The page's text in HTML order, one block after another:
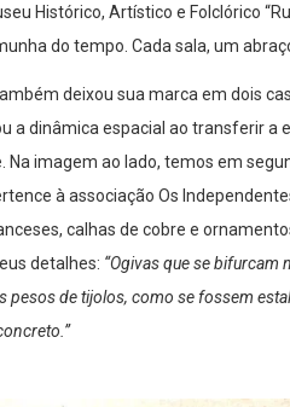
Histórico, Artístico e Folclórico
do tempo. Cada sala, um
deixou sua marca em dois
a dinâmica espacial ao transferir a
Na imagem ao lado, temos em
à associação Os
calhas de cobre e
detalhes: “Ogivas que se
pesos de tijolos, como se fossem